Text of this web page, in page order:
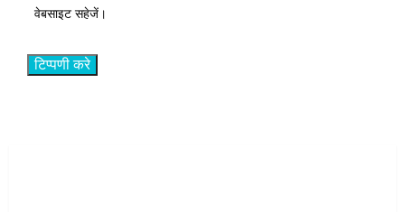
वेबसाइट सहेजें।